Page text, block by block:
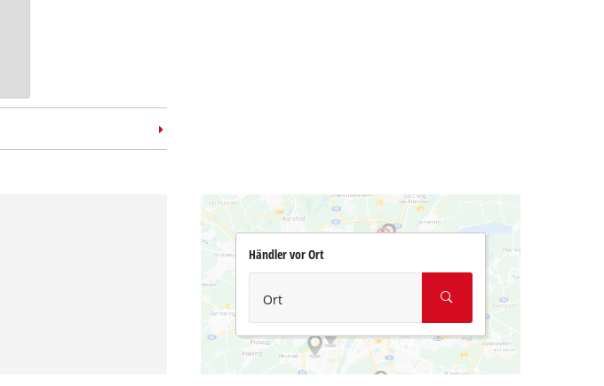
Händler vor Ort
Ort